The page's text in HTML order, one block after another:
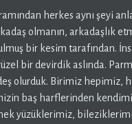
herkes aynı şeyi
olmanın, arkadaşlık
bir kesim tarafından.
bir devirdik aslında.
olurduk. Birimiz hepimiz,
baş harflerinden
yüzüklerimiz,